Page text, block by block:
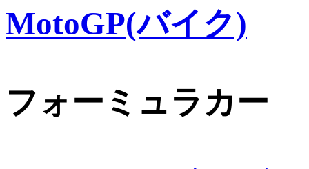
MotoGP(バイク)
フォーミュラカー